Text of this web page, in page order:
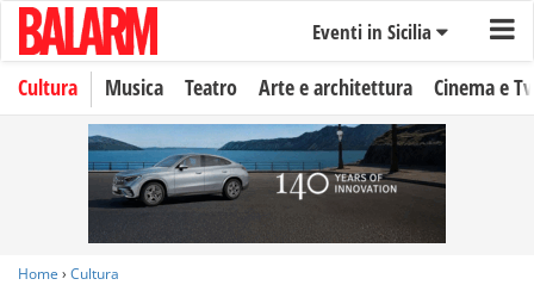
Eventi in Sicilia
Cultura Musica Teatro Arte e architettura Cinema e Tv
Home › Cultura